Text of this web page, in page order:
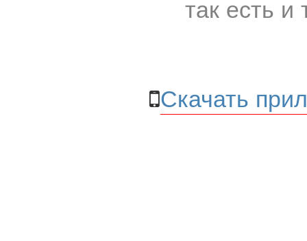
так есть и
Скачать